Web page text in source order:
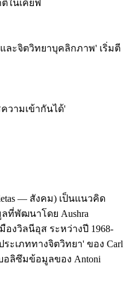
ในเคียฟ
ละจิตวิทยาบุคลิกภาพ' เริ่มตี
วามเข้ากันได้'
— สังคม) เป็นแนวคิด
ที่พัฒนาโดย Aushra
มืองวิลนีอุส ระหว่างปี 1968-
ะเภททางจิตวิทยา' ของ Carl
อลิซึมข้อมูลของ Antoni